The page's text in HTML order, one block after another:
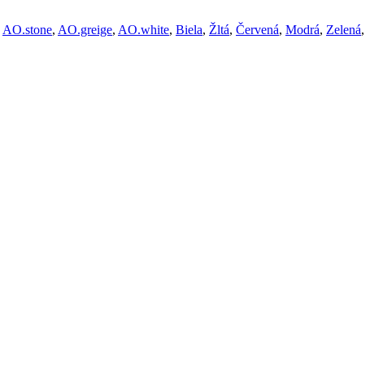
AO.stone, AO.greige, AO.white, Biela, Žltá, Červená, Modrá, Zelená,